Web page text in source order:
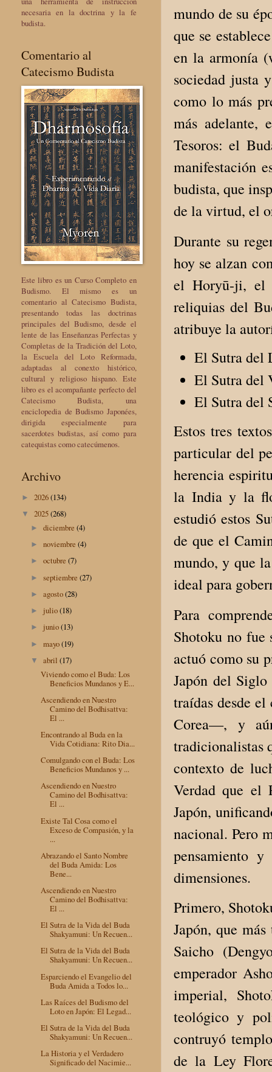
mundo de su
que se
en la armonía
sociedad justa
como lo más
más adelante,
Tesoros: el
manifestación
budista, que
de la virtud, el
Durante su
hoy se alzan
el Horyū-ji, el
reliquias del
atribuye la
El Sutra del
El Sutra
El Sutra del
Estos tres
particular del
herencia
la India y la
estudió estos
de que el
mundo, y que
ideal para
Para
Shotoku no fue
actuó como su
Japón del Siglo
traídas desde
Corea—, y
tradicionalistas
contexto de
Verdad que el
Japón,
nacional. Pero
pensamiento
dimensiones.
Primero,
Japón, que
Saicho
emperador
imperial,
teológico y
contruyó
de la Ley
necesaria en la doctrina y la fe
budista.
Comentario al
Catecismo Budista
Este libro es un Curso Completo en
Budismo. El mismo es un
comentario al Catecismo Budista,
presentando todas las doctrinas
principales del Budismo, desde el
lente de las Enseñanzas Perfectas y
Completas de la Tradición del Loto,
la Escuela del Loto Reformada,
adaptadas al conexto histórico,
cultural y religioso hispano. Este
libro es el acompañante perfecto del
Catecismo Budista, una
enciclopedia de Budismo Japonées,
dirigida especialmente para
sacerdotes budistas, así como para
catequistas como catecúmenos.
Archivo
► 2026(134)
▼ 2025(268)
►diciembre(4)
►noviembre(4)
►octubre(7)
►septiembre(27)
►agosto(28)
► julio(18)
► junio(13)
►mayo(19)
▼abril(17)
Viviendo como el Buda: Los
Beneficios Mundanos y E...
Ascendiendo en Nuestro
Camino del Bodhisattva:
El ...
Encontrando al Buda en la
Vida Cotidiana: Rito Dia...
Comulgando con el Buda: Los
Beneficios Mundanos y ...
Ascendiendo en Nuestro
Camino del Bodhisattva:
El ...
Existe Tal Cosa como el
Exceso de Compasión, y la
...
Abrazando el Santo Nombre
del Buda Amida: Los
Bene...
Ascendiendo en Nuestro
Camino del Bodhisattva:
El ...
El Sutra de la Vida del Buda
Shakyamuni: Un Recuen...
El Sutra de la Vida del Buda
Shakyamuni: Un Recuen...
Esparciendo el Evangelio del
Buda Amida a Todos lo...
Las Raíces del Budismo del
Loto en Japón: El Legad...
El Sutra de la Vida del Buda
Shakyamuni: Un Recuen...
La Historia y el Verdadero
Significado del Nacimie...